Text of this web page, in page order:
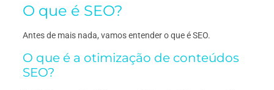
O que é SEO?
Antes de mais nada, vamos entender o que é SEO.
O que é a otimização de conteúdos
SEO?